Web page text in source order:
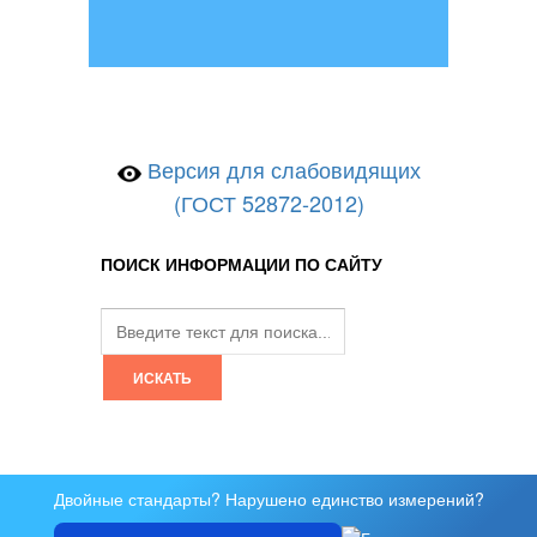
Версия для слабовидящих
(ГОСТ 52872-2012)
ПОИСК ИНФОРМАЦИИ ПО САЙТУ
Двойные стандарты? Нарушено единство измерений?